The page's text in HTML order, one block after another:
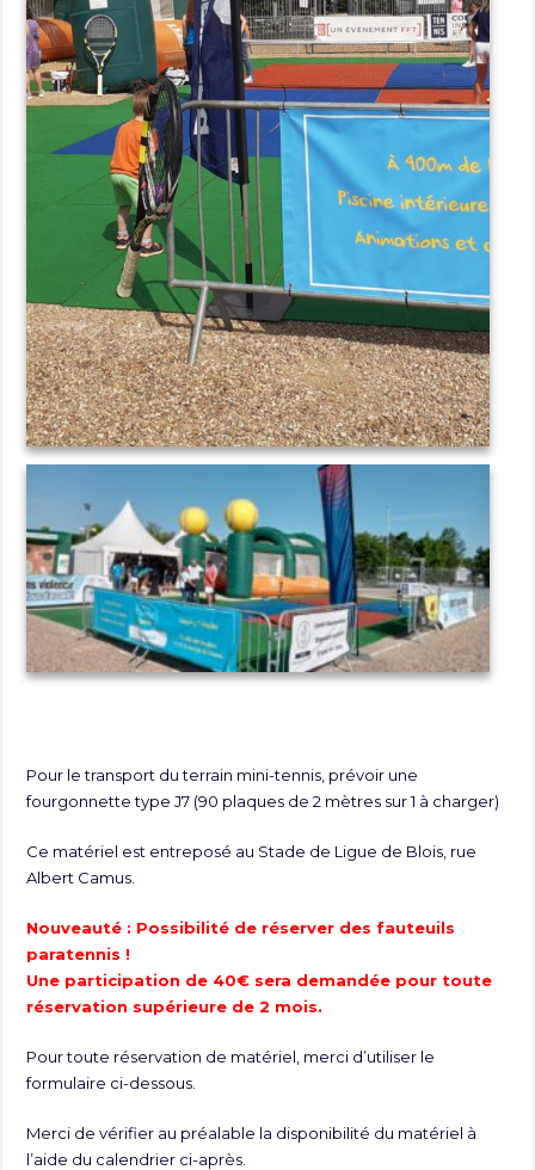
Pour le transport du terrain mini-tennis, prévoir une
fourgonnette type J7 (90 plaques de 2 mètres sur 1 à charger)
Ce matériel est entreposé au Stade de Ligue de Blois, rue
Albert Camus.
Nouveauté : Possibilité de réserver des fauteuils
paratennis !
Une participation de 40€ sera demandée pour toute
réservation supérieure de 2 mois.
Pour toute réservation de matériel, merci d’utiliser le
formulaire ci-dessous.
Merci de vérifier au préalable la disponibilité du matériel à
l’aide du calendrier ci-après.